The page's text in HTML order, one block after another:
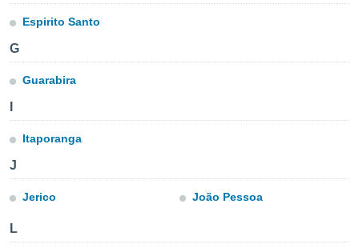
análisis
así como
perfil
en
más
Espirito Santo
G
Guarabira
Itaporanga
J
Jerico João Pessoa
L